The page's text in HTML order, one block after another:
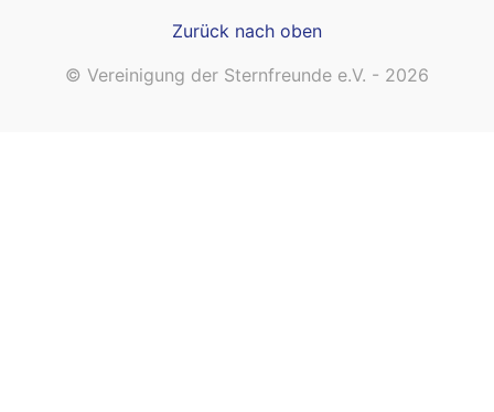
Zurück nach oben
© Vereinigung der Sternfreunde e.V. - 2026